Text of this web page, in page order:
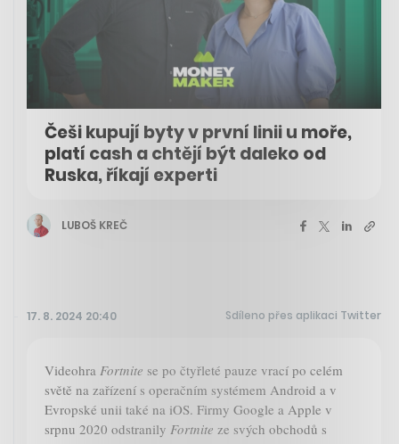
Češi kupují byty v první linii u moře,
platí cash a chtějí být daleko od
Ruska, říkají experti
LUBOŠ KREČ
17. 8. 2024 20:40 Sdíleno přes aplikaci Twitter
Videohra Fortnite se po čtyřleté pauze vrací po celém
světě na zařízení s operačním systémem Android a v
Evropské unii také na iOS. Firmy Google a Apple v
srpnu 2020 odstranily Fortnite ze svých obchodů s